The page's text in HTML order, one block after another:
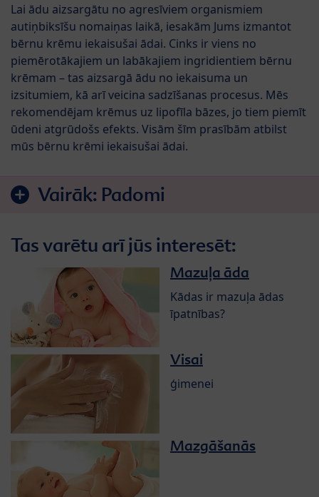
Lai ādu aizsargātu no agresīviem organismiem
autiņbiksīšu nomaiņas laikā, iesakām Jums izmantot
bērnu krēmu iekaisušai ādai. Cinks ir viens no
piemērotākajiem un labākajiem ingridientiem bērnu
krēmam – tas aizsargā ādu no iekaisuma un
izsitumiem, kā arī veicina sadzīšanas procesus. Mēs
rekomendējam krēmus uz lipofīla bāzes, jo tiem piemīt
ūdeni atgrūdošs efekts. Visām šīm prasībām atbilst
mūs bērnu krēmi iekaisušai ādai.
Vairāk: Padomi
Tas varētu arī jūs interesēt:
Mazuļa āda
Kādas ir mazuļa ādas
īpatnības?
Visai
ģimenei
Mazgāšanās